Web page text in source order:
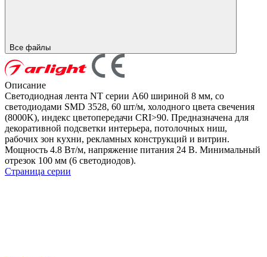
Все файлы
Описание
Светодиодная лента NT серии A60 шириной 8 мм, со
светодиодами SMD 3528, 60 шт/м, холодного цвета свечения
(8000K), индекс цветопередачи CRI>90. Предназначена для
декоративной подсветки интерьера, потолочных ниш,
рабочих зон кухни, рекламных конструкций и витрин.
Мощность 4.8 Вт/м, напряжение питания 24 В. Минимальный
отрезок 100 мм (6 светодиодов).
Страница серии